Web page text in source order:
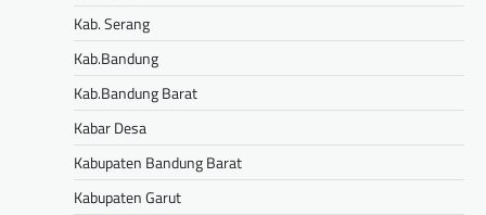
Kab. Serang
Kab.Bandung
Kab.Bandung Barat
Kabar Desa
Kabupaten Bandung Barat
Kabupaten Garut